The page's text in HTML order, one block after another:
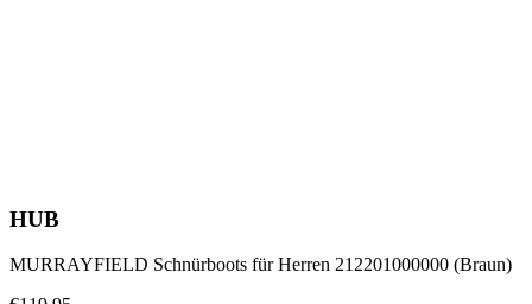
HUB
MURRAYFIELD Schnürboots für Herren 212201000000 (Braun)